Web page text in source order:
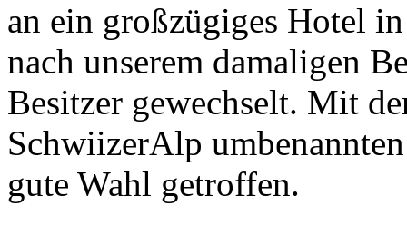
an ein großzügiges Hotel
nach unserem damaligen
Besitzer gewechselt. Mit
SchwiizerAlp
gute Wahl getroffen.